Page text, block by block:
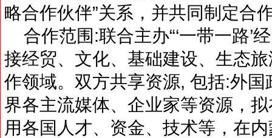
略合作伙伴”关系，并共同制定合
合作范围:联合主办“‘一带一路’
接经贸、文化、基础建设、生态
作领域。双方共享资源, 包括:外
界各主流媒体、企业家等资源，
用各国人才、资金、技术等，在